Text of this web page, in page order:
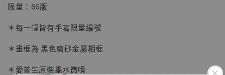
限量：66版
＊每一幅皆有手寫限量編號
＊畫框為 黑色磨砂金屬相框
＊愛普生原裝墨水微噴